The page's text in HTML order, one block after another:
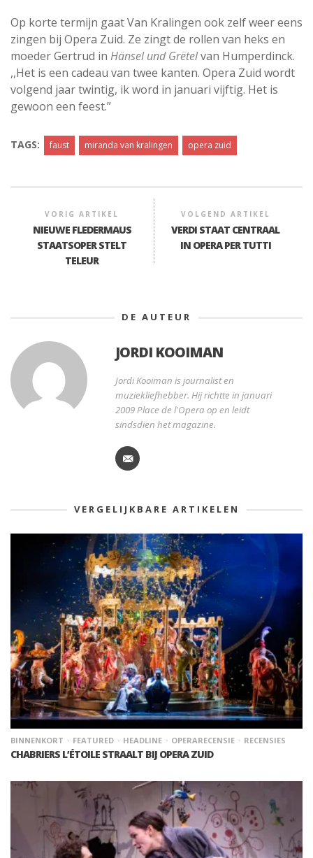
Op korte termijn gaat Van Kralingen ook zelf weer eens
zingen bij Opera Zuid. Ze zingt de rollen van heks en
moeder Gertrud in Hänsel und Grëtelvan Humperdinck.
,,Het is een cadeau van twee kanten. Opera Zuid wordt
volgend jaar twintig, ik word in januari vijftig. Het is
gewoon een feest.”
TAGS: faust miranda van kralingen opera zuid
VORIG ARTIKEL
NIEUWE FLEDERMAUS
STAATSOPER STELT
TELEUR
VOLGEND ARTIKEL
VERDI STAAT CENTRAAL
IN OPERA PER TUTTI
DE AUTEUR
JORDI KOOIMAN
Jordi Kooiman is journalist en
muziekliefhebber. Hij richtte in januari
2009 Place de l'Opera op en leidt
sindsdien het magazine.
VERGELIJKBARE ARTIKELEN
BINNENKORT FEATURED HEADLINE OPERARECENSIE RECENSIES
CHABRIERS L’ÉTOILE STRAALT BIJ OPERA ZUID